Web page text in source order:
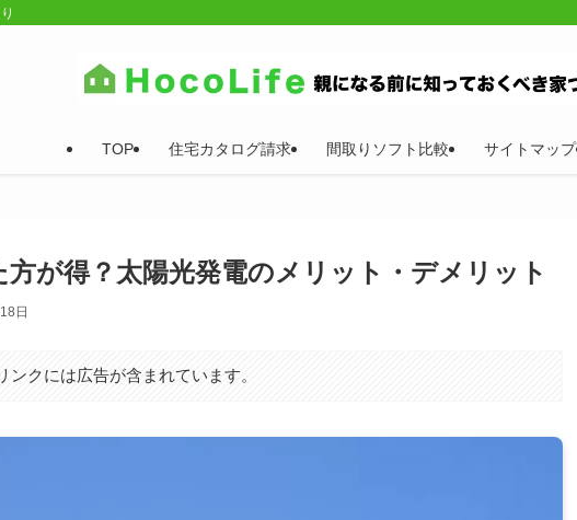
TOP 住宅カタログ請求 間取りソフト比較 サイトマップ
方が得？太陽光発電のメリット・デメリット
日
ンクには広告が含まれています。